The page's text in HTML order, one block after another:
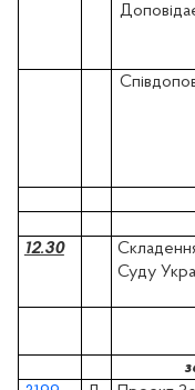
12.30
Суду